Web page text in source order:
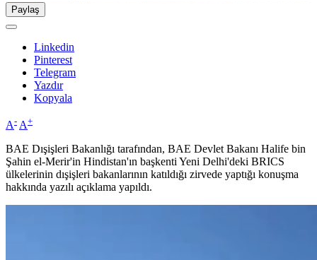
Paylaş
Linkedin
Pinterest
Telegram
Yazdır
Kopyala
A- A+
BAE Dışişleri Bakanlığı tarafından, BAE Devlet Bakanı Halife bin
Şahin el-Merir'in Hindistan'ın başkenti Yeni Delhi'deki BRICS
ülkelerinin dışişleri bakanlarının katıldığı zirvede yaptığı konuşma
hakkında yazılı açıklama yapıldı.